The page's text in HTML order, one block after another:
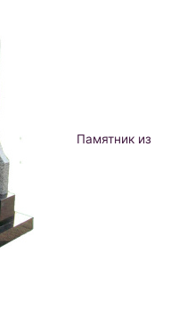
Памятник из